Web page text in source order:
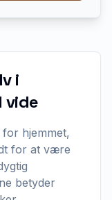
i
vide
hjemmet,
for at være
betyder